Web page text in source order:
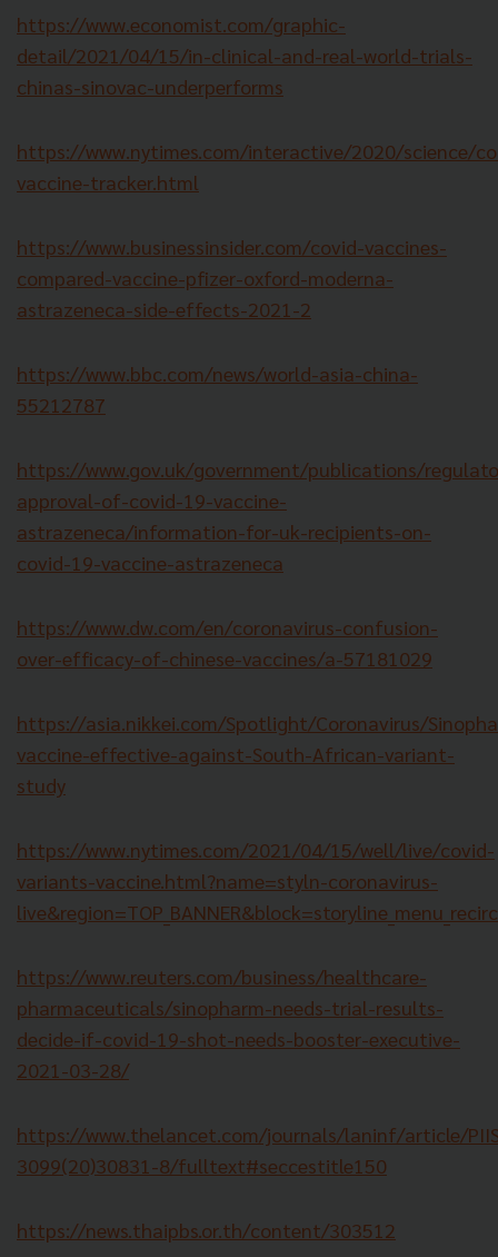
https://www.economist.com/graphic-
detail/2021/04/15/in-clinical-and-real-world-trials-
chinas-sinovac-underperforms
https://www.nytimes.com/interactive/2020/science/
vaccine-tracker.html
https://www.businessinsider.com/covid-vaccines-
compared-vaccine-pfizer-oxford-moderna-
astrazeneca-side-effects-2021-2
https://www.bbc.com/news/world-asia-china-
55212787
https://www.gov.uk/government/publications/
approval-of-covid-19-vaccine-
astrazeneca/information-for-uk-recipients-on-
covid-19-vaccine-astrazeneca
https://www.dw.com/en/coronavirus-confusion-
over-efficacy-of-chinese-vaccines/a-57181029
https://asia.nikkei.com/Spotlight/Coronavirus/
vaccine-effective-against-South-African-variant-
study
https://www.nytimes.com/2021/04/15/well/live/covid-
variants-vaccine.html?name=styln-coronavirus-
https://www.reuters.com/business/healthcare-
pharmaceuticals/sinopharm-needs-trial-results-
decide-if-covid-19-shot-needs-booster-executive-
2021-03-28/
https://www.thelancet.com/journals/laninf/article/
3099(20)30831-8/fulltext#seccestitle150
https://news.thaipbs.or.th/content/303512